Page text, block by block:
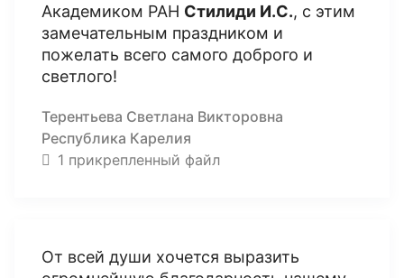
Академиком РАН Стилиди И.С., с этим
замечательным праздником и
пожелать всего самого доброго и
светлого!
Терентьева Светлана Викторовна
Республика Карелия
1 прикрепленный файл
От всей души хочется выразить